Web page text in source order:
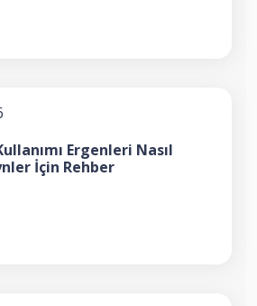
Ergenleri Nasıl
İçin Rehber